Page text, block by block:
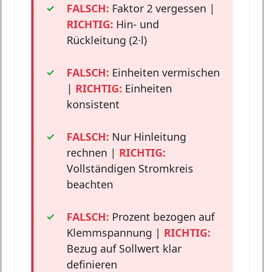
FALSCH: Faktor 2 vergessen |
RICHTIG: Hin- und
Rückleitung (2·l)
FALSCH: Einheiten vermischen
| RICHTIG: Einheiten
konsistent
FALSCH: Nur Hinleitung
rechnen | RICHTIG:
Vollständigen Stromkreis
beachten
FALSCH: Prozent bezogen auf
Klemmspannung | RICHTIG:
Bezug auf Sollwert klar
definieren